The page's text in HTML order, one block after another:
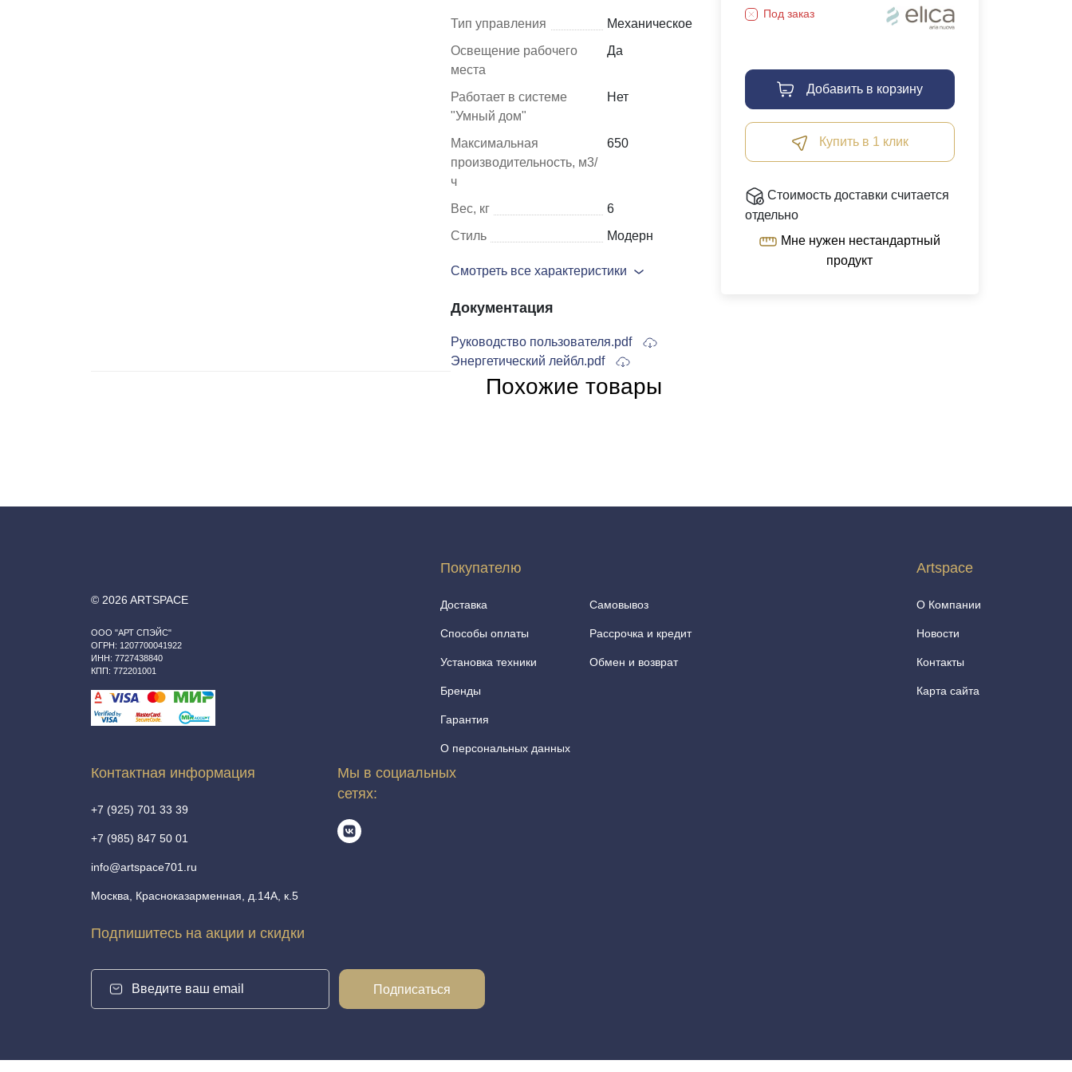
Шкафы и
стеллажи
Витрины
Шкафы
Стеллажи
Мебель для
Тип управления
Механическое
Освещение рабочего
места
Да
Работает в системе
"Умный дом"
Нет
Максимальная
производительность, м3/
ч
650
Вес, кг
6
Стиль
Модерн
Смотреть все характеристики
Документация
Руководство пользователя.pdf
Энергетический лейбл.pdf
Под заказ
Добавить в корзину
Купить в 1 клик
Стоимость доставки считается
отдельно
продукт
Похожие товары
© 2026 ARTSPACE
ООО "АРТ СПЭЙС"
ОГРН: 1207700041922
ИНН: 7727438840
КПП: 772201001
Покупателю
Доставка
Способы оплаты
Установка техники
Бренды
Гарантия
О персональных данных
Самовывоз
Рассрочка и кредит
Обмен и возврат
Artspace
О Компании
Новости
Контакты
Карта сайта
Контактная информация
+7 (925) 701 33 39
+7 (985) 847 50 01
info@artspace701.ru
Москва, Красноказарменная, д.14А, к.5
Мы в социальных
сетях:
Подпишитесь на акции и скидки
Подписаться